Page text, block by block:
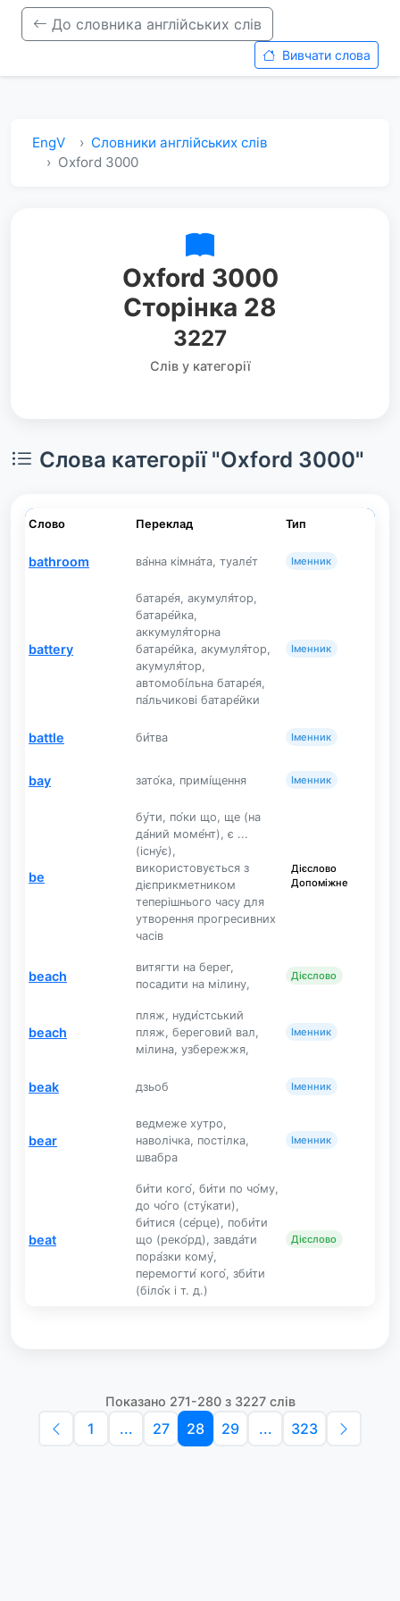
До словника англійських слів
Вивчати слова
EngV
Словники англійських слів
Oxford 3000
Oxford 3000
Сторінка 28
3227
Слів у категорії
Слова категорії "Oxford 3000"
Слово Переклад Тип
bathroom ва́нна кімна́та, туале́т Іменник
battery
батаре́я, акумуля́тор,
батаре́йка,
аккумуля́торна
батаре́йка, акумуля́тор,
акумуля́тор,
автомобі́льна батаре́я,
па́льчикові батаре́йки
Іменник
battle би́тва Іменник
bay зато́ка, примі́щення Іменник
be
бу́ти, по́ки що, ще (на
да́ний моме́нт), є ...
(існу́є),
використовується з
дієприкметником
теперішнього часу для
утворення прогресивних
часів
Дієслово
Допоміжне
beach
витягти на берег,
посадити на мілину,
Дієслово
beach
пляж, нуди́стський
пляж, береговий вал,
мілина, узбережжя,
Іменник
beak дзьоб Іменник
bear
ведмеже хутро,
наволічка, постілка,
швабра
Іменник
beat
би́ти кого́, би́ти по чо́му,
до чо́го (сту́кати),
би́тися (се́рце), поби́ти
що (реко́рд), завда́ти
пора́зки кому́,
перемогти́ кого́, зби́ти
(біло́к і т. д.)
Дієслово
Показано 271-280 з 3227 слів
1 ... 27 28 29 ... 323